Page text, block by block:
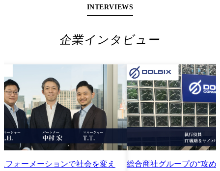
INTERVIEWS
企業インタビュー
フォーメーションで社会を変え
総合商社グループの“攻め